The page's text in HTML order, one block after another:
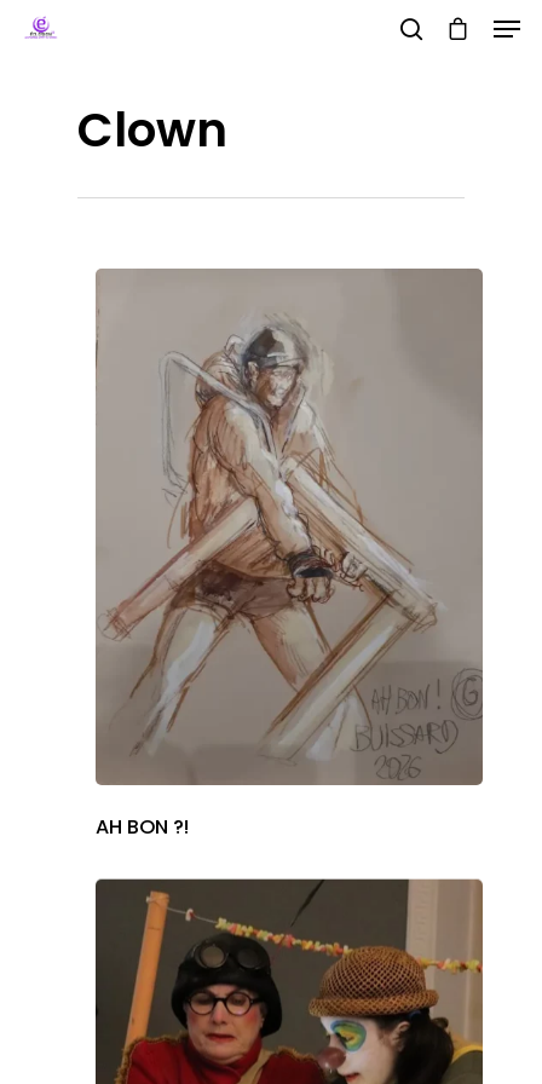
Hit enter to search or ESC to close
Clown
AH BON ?!
POUR L'ÉGALITÉ DE
DANS LE SPECTACLE